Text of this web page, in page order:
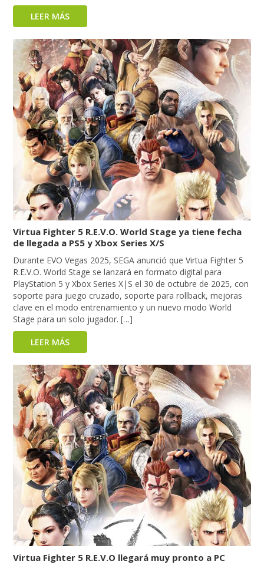
LEER MÁS
Virtua Fighter 5 R.E.V.O. World Stage ya tiene fecha
de llegada a PS5 y Xbox Series X/S
Durante EVO Vegas 2025, SEGA anunció que Virtua Fighter 5
R.E.V.O. World Stage se lanzará en formato digital para
PlayStation 5 y Xbox Series X|S el 30 de octubre de 2025, con
soporte para juego cruzado, soporte para rollback, mejoras
clave en el modo entrenamiento y un nuevo modo World
Stage para un solo jugador. […]
LEER MÁS
Virtua Fighter 5 R.E.V.O llegará muy pronto a PC